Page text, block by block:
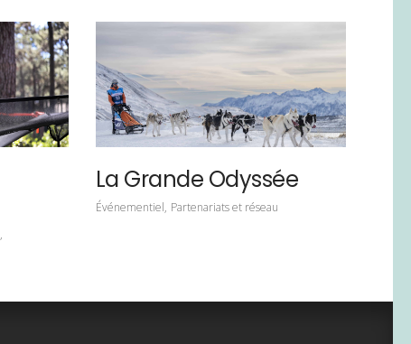
La Grande Odyssée
Événementiel Partenariats et réseau